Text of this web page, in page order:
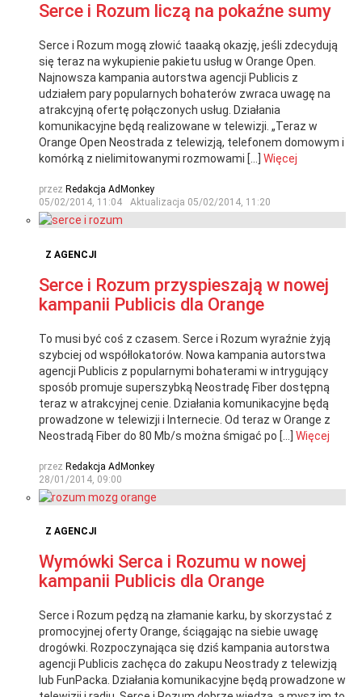
Serce i Rozum liczą na pokaźne sumy
Serce i Rozum mogą złowić taaaką okazję, jeśli zdecydują
się teraz na wykupienie pakietu usług w Orange Open.
Najnowsza kampania autorstwa agencji Publicis z
udziałem pary popularnych bohaterów zwraca uwagę na
atrakcyjną ofertę połączonych usług. Działania
komunikacyjne będą realizowane w telewizji. „Teraz w
Orange Open Neostrada z telewizją, telefonem domowym i
komórką z nielimitowanymi rozmowami […] Więcej
przez Redakcja AdMonkey
05/02/2014, 11:04
Aktualizacja 05/02/2014, 11:20
Z AGENCJI
Serce i Rozum przyspieszają w nowej
kampanii Publicis dla Orange
To musi być coś z czasem. Serce i Rozum wyraźnie żyją
szybciej od współlokatorów. Nowa kampania autorstwa
agencji Publicis z popularnymi bohaterami w intrygujący
sposób promuje superszybką Neostradę Fiber dostępną
teraz w atrakcyjnej cenie. Działania komunikacyjne będą
prowadzone w telewizji i Internecie. Od teraz w Orange z
Neostradą Fiber do 80 Mb/s można śmigać po […] Więcej
przez Redakcja AdMonkey
28/01/2014, 09:00
Z AGENCJI
Wymówki Serca i Rozumu w nowej
kampanii Publicis dla Orange
Serce i Rozum pędzą na złamanie karku, by skorzystać z
promocyjnej oferty Orange, ściągając na siebie uwagę
drogówki. Rozpoczynająca się dziś kampania autorstwa
agencji Publicis zachęca do zakupu Neostrady z telewizją
lub FunPacka. Działania komunikacyjne będą prowadzone w